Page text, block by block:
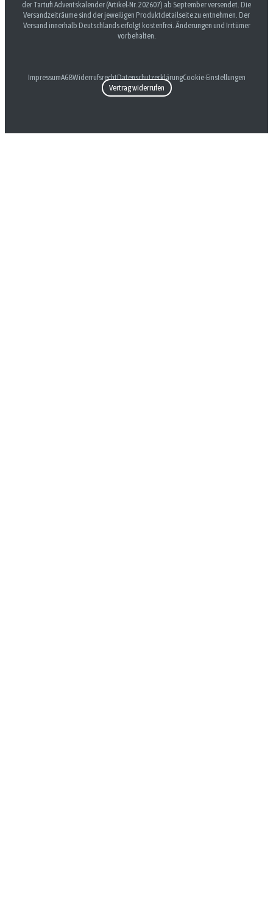
der Tartufi Adventskalender (Artikel-Nr. 202607) ab September versendet. Die
Versandzeiträume sind der jeweiligen Produktdetailseite zu entnehmen. Der
Versand innerhalb Deutschlands erfolgt kostenfrei. Änderungen und Irrtümer
vorbehalten.
ImpressumAGBWiderrufsrechtDatenschutzerklärungCookie-Einstellungen
Vertrag widerrufen